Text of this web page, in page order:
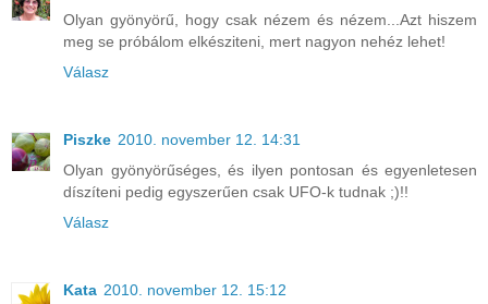
Olyan gyönyörű, hogy csak nézem és nézem...Azt hiszem
meg se próbálom elkésziteni, mert nagyon nehéz lehet!
Válasz
Piszke 2010. november 12. 14:31
Olyan gyönyörűséges, és ilyen pontosan és egyenletesen
díszíteni pedig egyszerűen csak UFO-k tudnak ;)!!
Válasz
Kata 2010. november 12. 15:12